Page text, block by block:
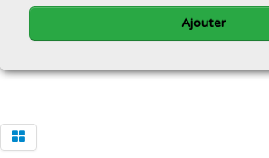
Ajouter